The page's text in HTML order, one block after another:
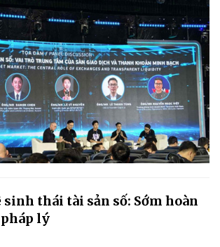
thái tài sản số: Sớm hoàn
lý